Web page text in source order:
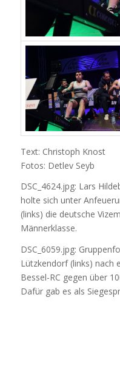
Text: Christoph Knost
Fotos: Detlev Seyb
DSC_4624.jpg: Lars
holte sich unter
(links) die deutsche
Männerklasse.
DSC_6059.jpg:
Lützkendorf (links) nach
Bessel-RC gegen über
Dafür gab es als